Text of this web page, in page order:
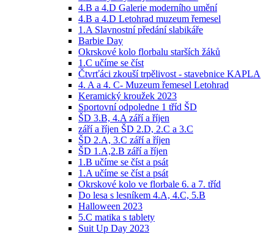
4.B a 4.D Galerie moderního umění
4.B a 4.D Letohrad muzeum řemesel
1.A Slavnostní předání slabikáře
Barbie Day
Okrskové kolo florbalu starších žáků
1.C učíme se číst
Čtvrťáci zkouší trpělivost - stavebnice KAPLA
4. A a 4. C- Muzeum řemesel Letohrad
Keramický kroužek 2023
Sportovní odpoledne 1 tříd ŠD
ŠD 3.B, 4.A září a říjen
září a říjen ŠD 2.D, 2.C a 3.C
ŠD 2.A, 3.C září a říjen
ŠD 1.A,2.B září a říjen
1.B učíme se číst a psát
1.A učíme se číst a psát
Okrskové kolo ve florbale 6. a 7. tříd
Do lesa s lesníkem 4.A, 4.C, 5.B
Halloween 2023
5.C matika s tablety
Suit Up Day 2023